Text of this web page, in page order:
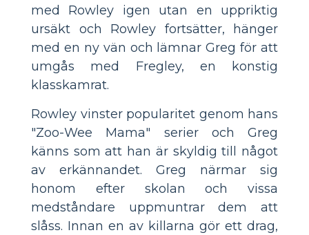
med Rowley igen utan en uppriktig
ursäkt och Rowley fortsätter, hänger
med en ny vän och lämnar Greg för att
umgås med Fregley, en konstig
klasskamrat.
Rowley vinster popularitet genom hans
"Zoo-Wee Mama" serier och Greg
känns som att han är skyldig till något
av erkännandet. Greg närmar sig
honom efter skolan och vissa
medståndare uppmuntrar dem att
slåss. Innan en av killarna gör ett drag,